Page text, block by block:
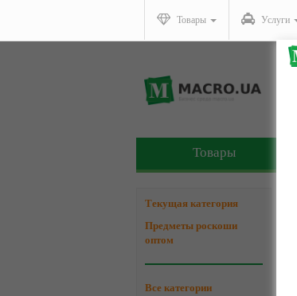
Товары Услуги
Товары
Текущая категория
Предметы роскоши
оптом
Все категории